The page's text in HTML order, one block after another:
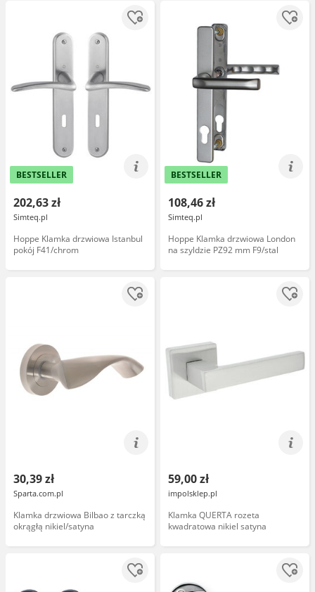
BESTSELLER
202,63 zł
Simteq.pl
Hoppe Klamka drzwiowa Istanbul
pokój F41/chrom
BESTSELLER
108,46 zł
Simteq.pl
Hoppe Klamka drzwiowa London
na szyldzie PZ92 mm F9/stal
30,39 zł
Sparta.com.pl
Klamka drzwiowa Bilbao z tarczką
okrągłą nikiel/satyna
59,00 zł
impolsklep.pl
Klamka QUERTA rozeta
kwadratowa nikiel satyna